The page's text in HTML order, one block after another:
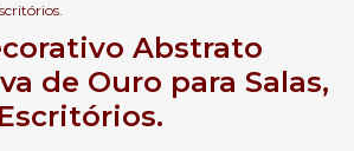
Abstrato
de Ouro para Salas,